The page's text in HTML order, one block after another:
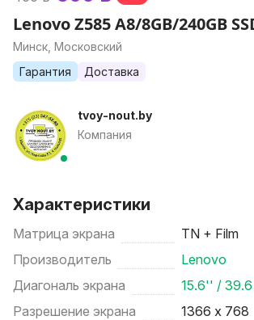
Lenovo Z585 A8/8GB/240GB
Минск, Московский
Гарантия
Доставка
tvoy-nout.by
Компания
Характеристики
Матрица экрана
TN + Film
Производитель
Lenovo
Диагональ экрана
15.6'' /
Разрешение экрана
1366 х 768